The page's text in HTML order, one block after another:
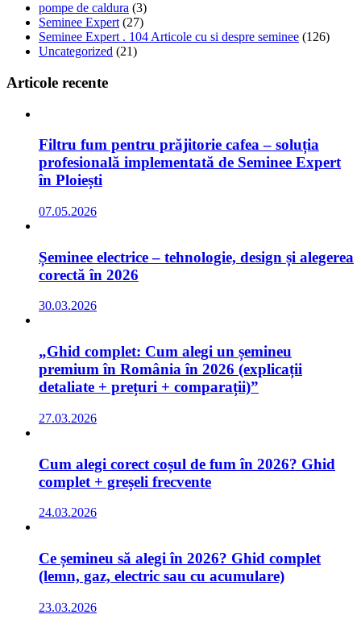
pompe de caldura (3)
Seminee Expert (27)
Seminee Expert . 104 Articole cu si despre seminee (126)
Uncategorized (21)
Articole recente
Filtru fum pentru prăjitorie cafea – soluția
profesională implementată de Seminee Expert
în Ploiești
07.05.2026
Șeminee electrice – tehnologie, design și alegerea
corectă în 2026
30.03.2026
„Ghid complet: Cum alegi un șemineu
premium în România în 2026 (explicații
detaliate + prețuri + comparații)”
27.03.2026
Cum alegi corect coșul de fum în 2026? Ghid
complet + greșeli frecvente
24.03.2026
Ce șemineu să alegi în 2026? Ghid complet
(lemn, gaz, electric sau cu acumulare)
23.03.2026